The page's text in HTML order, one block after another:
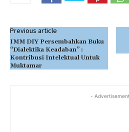
Previous article
IMM DIY Persembahkan Buku
“Dialektika Keadaban” :
Kontribusi Intelektual Untuk
Muktamar
-